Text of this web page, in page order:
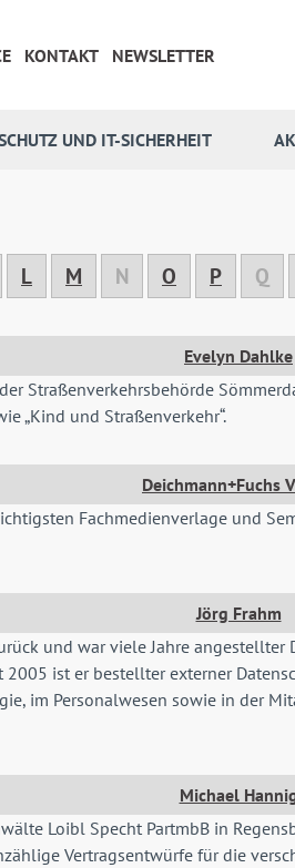
KONTAKT NEWSLETTER
UND IT-SICHERHEIT
L M N O P Q
Evelyn Dahlke
Straßenverkehrsbehörde
„Kind und Straßenverkehr“.
Deichmann+Fuchs
Fachmedienverlage und
Jörg Frahm
und war viele Jahre
ist er bestellter externer
im Personalwesen sowie in der
Michael
Loibl Specht PartmbB in
Vertragsentwürfe für die